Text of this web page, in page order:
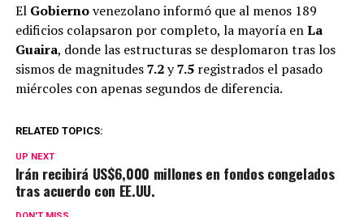
El Gobiernovenezolano informó que al menos 189
edificios colapsaron por completo, la mayoría enLa
Guaira, donde las estructuras se desplomaron tras los
sismos de magnitudes7.2y7.5registrados el pasado
miércoles con apenas segundos de diferencia.
RELATED TOPICS:
UP NEXT
Irán recibirá US$6,000 millones en fondos congelados
tras acuerdo con EE.UU.